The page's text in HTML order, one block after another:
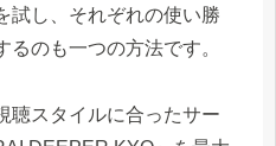
試し、それぞれの使い勝
のも一つの方法です。
聴スタイルに合ったサー